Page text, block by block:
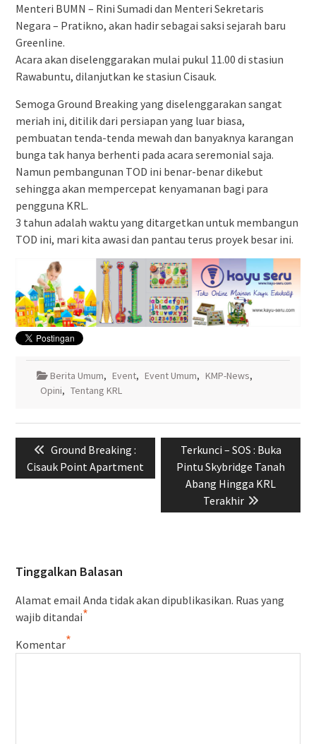
Menteri BUMN – Rini Sumadi dan Menteri Sekretaris
Negara – Pratikno, akan hadir sebagai saksi sejarah baru
Greenline.
Acara akan diselenggarakan mulai pukul 11.00 di stasiun
Rawabuntu, dilanjutkan ke stasiun Cisauk.
Semoga Ground Breaking yang diselenggarakan sangat
meriah ini, ditilik dari persiapan yang luar biasa,
pembuatan tenda-tenda mewah dan banyaknya karangan
bunga tak hanya berhenti pada acara seremonial saja.
Namun pembangunan TOD ini benar-benar dikebut
sehingga akan mempercepat kenyamanan bagi para
pengguna KRL.
3 tahun adalah waktu yang ditargetkan untuk membangun
TOD ini, mari kita awasi dan pantau terus proyek besar ini.
Berita Umum, Event, Event Umum, KMP-News,
Opini, Tentang KRL
pos
Previous
post:
Ground Breaking :
Cisauk Point Apartment
Next
post:
Terkunci – SOS : Buka
Pintu Skybridge Tanah
Abang Hingga KRL
Terakhir
Tinggalkan Balasan
Alamat email Anda tidak akan dipublikasikan. Ruas yang
wajib ditandai*
Komentar*